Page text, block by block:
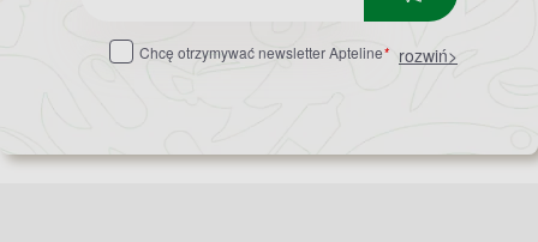
do
Chcę otrzymywać newsletter Apteline* rozwiń>